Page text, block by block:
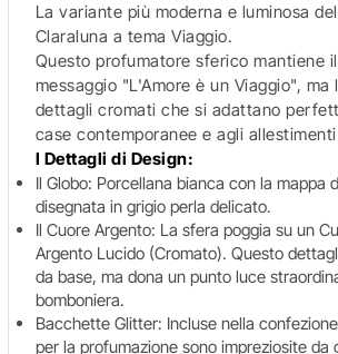
La variante più moderna e luminosa
Claraluna a tema Viaggio.
Questo profumatore sferico mantiene
messaggio "L'Amore è un Viaggio", ma
dettagli cromati che si adattano
case contemporanee e agli
I Dettagli di Design:
Il Globo: Porcellana bianca con la mappa
disegnata in grigio perla delicato.
Il Cuore Argento: La sfera poggia su un
Argento Lucido (Cromato). Questo
da base, ma dona un punto luce
bomboniera.
Bacchette Glitter: Incluse nella
per la profumazione sono impreziosite da